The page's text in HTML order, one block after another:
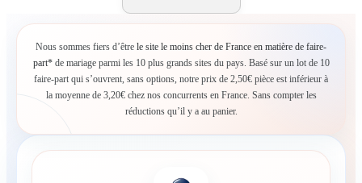
Nous sommes fiers d’être le site le moins cher de France en matière de faire-
part*de mariage parmi les 10 plus grands sites du pays. Basé sur un lot de 10
faire-part qui s’ouvrent, sans options, notre prix de 2,50€ pièce est inférieur à
la moyenne de 3,20€ chez nos concurrents en France. Sans compter les
réductions qu’il y a au panier.